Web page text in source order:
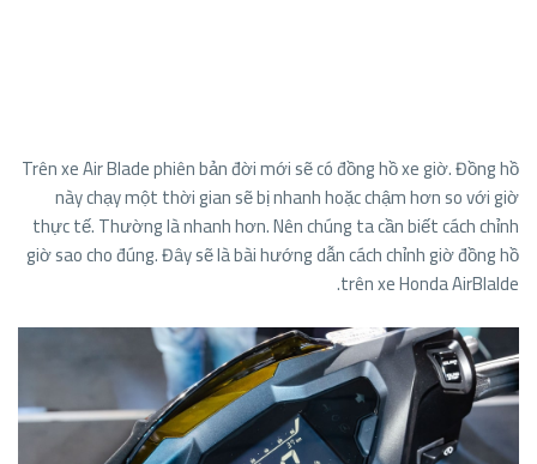
Trên xe Air Blade phiên bản đời mới sẽ có đồng hồ xe giờ. Đồng hồ
này chạy một thời gian sẽ bị nhanh hoặc chậm hơn so với giờ
thực tế. Thường là nhanh hơn. Nên chúng ta cần biết cách chỉnh
giờ sao cho đúng. Đây sẽ là bài hướng dẫn cách chỉnh giờ đồng hồ
trên xe Honda AirBlalde.